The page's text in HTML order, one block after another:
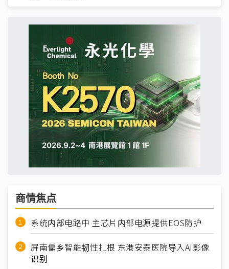
商情焦点
系统内部电路中 主芯片内部电源提供EOS防护
屏南偏乡智能韧性扎根 东港安泰医院导入AI影像
识别